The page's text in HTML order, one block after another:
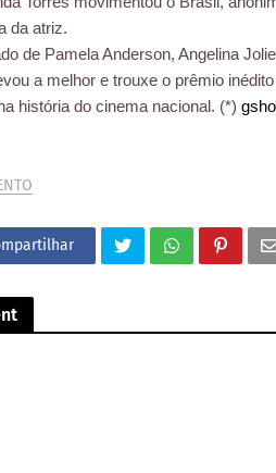
da atriz.
de Pamela Anderson, Angelina
a melhor e trouxe o prêmio
história do cinema nacional. (*)